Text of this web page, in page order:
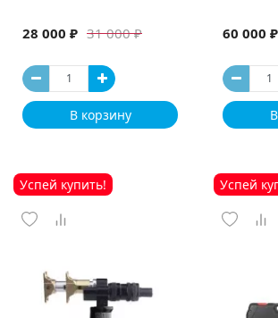
машина
31 000 ₽
28 000 ₽
В корзину
60 000 ₽
Успей купить! Успей